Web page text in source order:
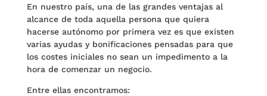
En nuestro país, una de las grandes ventajas al
alcance de toda aquella persona que quiera
hacerse autónomo por primera vez es que existen
varias ayudas y bonificaciones pensadas para que
los costes iniciales no sean un impedimento a la
hora de comenzar un negocio.
Entre ellas encontramos: